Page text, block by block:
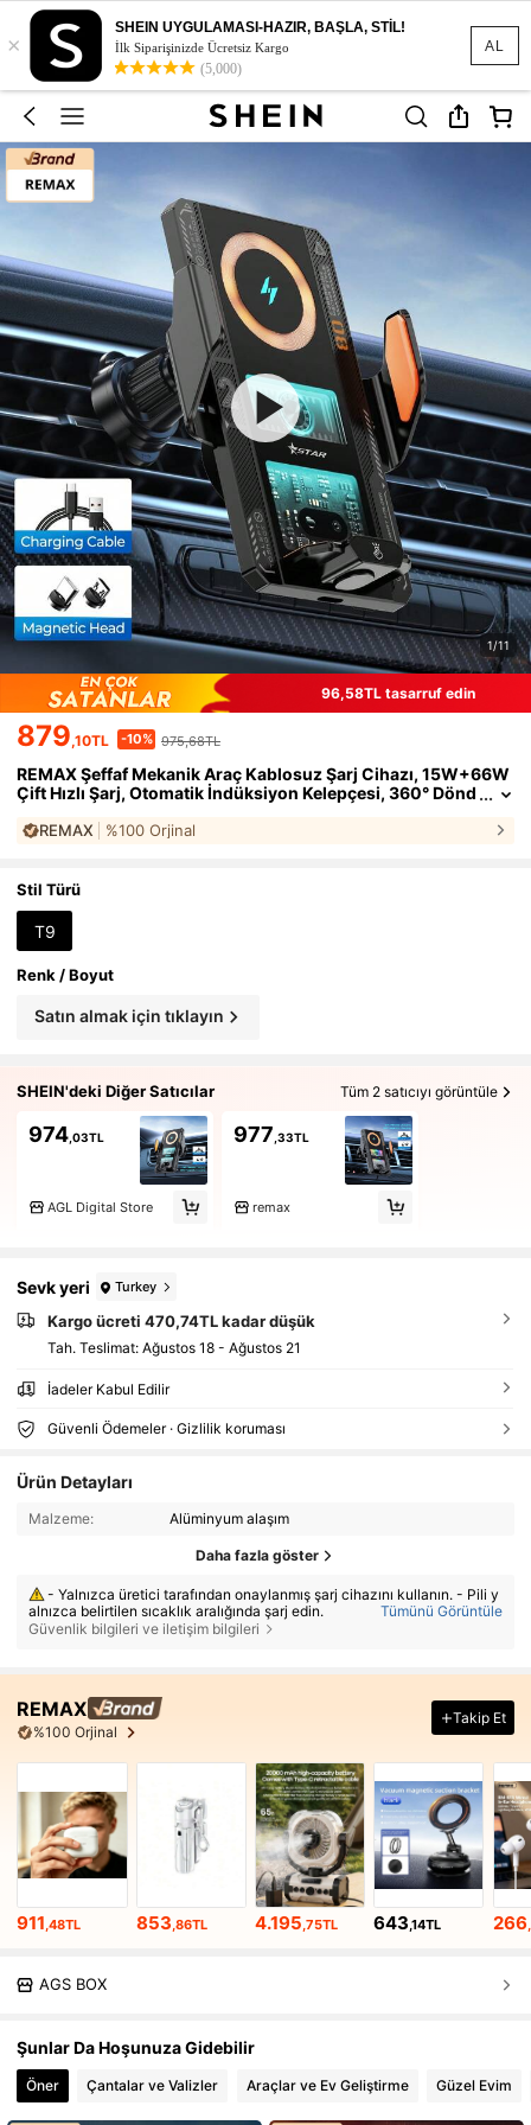
AL
×
SHEIN UYGULAMASI-HAZIR, BAŞLA, STİL!
İlk Siparişinizde Ücretsiz Kargo
(5,000)
1/11
96,58TL tasarruf edin
879,10TL -10% 975,68TL
REMAX Şeffaf Mekanik Araç Kablosuz Şarj Cihazı, 15W+66W
Çift Hızlı Şarj, Otomatik İndüksiyon Kelepçesi, 360° Dönd
ri, Araç İçin Gerekli Eşyalar, Type-C Şarj Cihazı, iPhone Şarj C
REMAX %100 Orjinal
Stil Türü
T9
Renk / Boyut
Satın almak için tıklayın
SHEIN'deki Diğer Satıcılar Tüm 2 satıcıyı görüntüle
974,03TL
AGL Digital Store
977 ,33TL
remax
Sevk yeri Turkey
Kargo ücreti 470,74TL kadar düşük
Tah. Teslimat: Ağustos 18 - Ağustos 21
İadeler Kabul Edilir
Güvenli Ödemeler · Gizlilik koruması
Ürün Detayları
Malzeme: Alüminyum alaşım
Daha fazla göster
- Yalnızca üretici tarafından onaylanmış şarj cihazını kullanın. - Pili y
alnızca belirtilen sıcaklık aralığında şarj edin.
- Pili yanlış tipte bir pille değiştirmek yangına veya patlamaya neden
a bırakmak patlamaya veya yanıcı sıvı veya gaz sızıntısına neden olabil
Tümünü Görüntüle
Güvenlik bilgileri ve iletişim bilgileri
REMAX
%100 Orjinal
Takip Et
911 ,48TL 853 ,86TL 4.195 ,75TL 643 ,14TL 266
AGS BOX
Şunlar Da Hoşunuza Gidebilir
Öner Çantalar ve Valizler Araçlar ve Ev Geliştirme Güzel Evim